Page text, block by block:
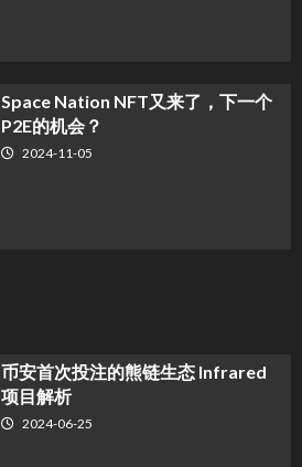
Space Nation NFT又来了，下一个
P2E的机会？
2024-11-05
币安首次投注的熊链生态 Infrared
项目解析
2024-06-25